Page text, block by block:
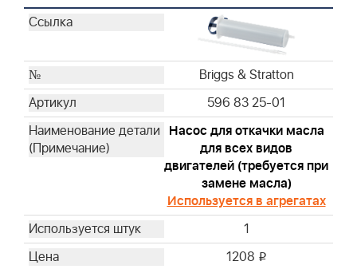
Briggs & Stratton
Briggs & Stratton
Briggs & Stratton
Briggs & Stratton
Briggs & Stratton
Briggs & Stratton
Briggs & Stratton
Briggs & Stratton
Briggs & Stratton
Briggs & Stratton
Briggs & Stratton
Briggs & Stratton
Briggs & Stratton
Briggs & Stratton
596 83 25-01
Насос для откачки масла
для всех видов
двигателей (требуется при
замене масла)
Используется в агрегатах
1
1208 i